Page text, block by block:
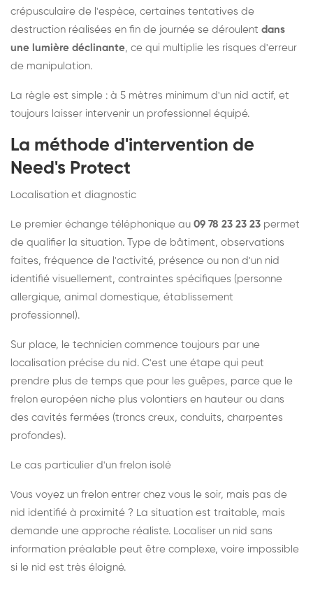
crépusculaire de l'espèce, certaines tentatives de
destruction réalisées en fin de journée se déroulent dans
une lumière déclinante, ce qui multiplie les risques d'erreur
de manipulation.
La règle est simple : à 5 mètres minimum d'un nid actif, et
toujours laisser intervenir un professionnel équipé.
La méthode d'intervention de
Need's Protect
Localisation et diagnostic
Le premier échange téléphonique au 09 78 23 23 23 permet
de qualifier la situation. Type de bâtiment, observations
faites, fréquence de l'activité, présence ou non d'un nid
identifié visuellement, contraintes spécifiques (personne
allergique, animal domestique, établissement
professionnel).
Sur place, le technicien commence toujours par une
localisation précise du nid. C'est une étape qui peut
prendre plus de temps que pour les guêpes, parce que le
frelon européen niche plus volontiers en hauteur ou dans
des cavités fermées (troncs creux, conduits, charpentes
profondes).
Le cas particulier d'un frelon isolé
Vous voyez un frelon entrer chez vous le soir, mais pas de
nid identifié à proximité ? La situation est traitable, mais
demande une approche réaliste. Localiser un nid sans
information préalable peut être complexe, voire impossible
si le nid est très éloigné.